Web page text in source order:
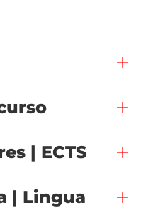
| ECTS
| Lingua